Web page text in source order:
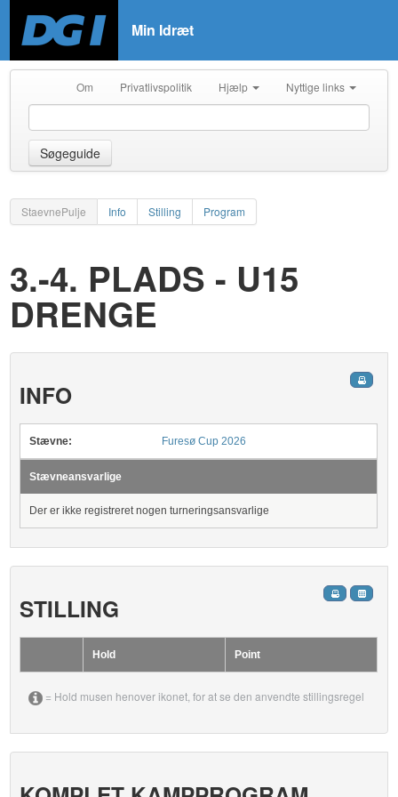
Min Idræt
Om Privatlivspolitik Hjælp Nyttige links
Søgeguide
StaevnePulje Info Stilling Program
3.-4. PLADS - U15
DRENGE
INFO
Stævne: Furesø Cup 2026
Stævneansvarlige
Der er ikke registreret nogen turneringsansvarlige
STILLING
Hold Point
= Hold musen henover ikonet, for at se den anvendte stillingsregel